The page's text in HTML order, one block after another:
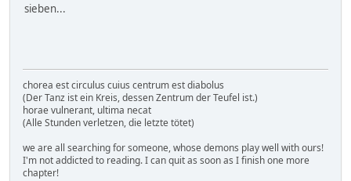
sieben...
chorea est circulus cuius centrum est diabolus
(Der Tanz ist ein Kreis, dessen Zentrum der Teufel ist.)
horae vulnerant, ultima necat
(Alle Stunden verletzen, die letzte tötet)
we are all searching for someone, whose demons play well with ours!
I'm not addicted to reading. I can quit as soon as I finish one more
chapter!